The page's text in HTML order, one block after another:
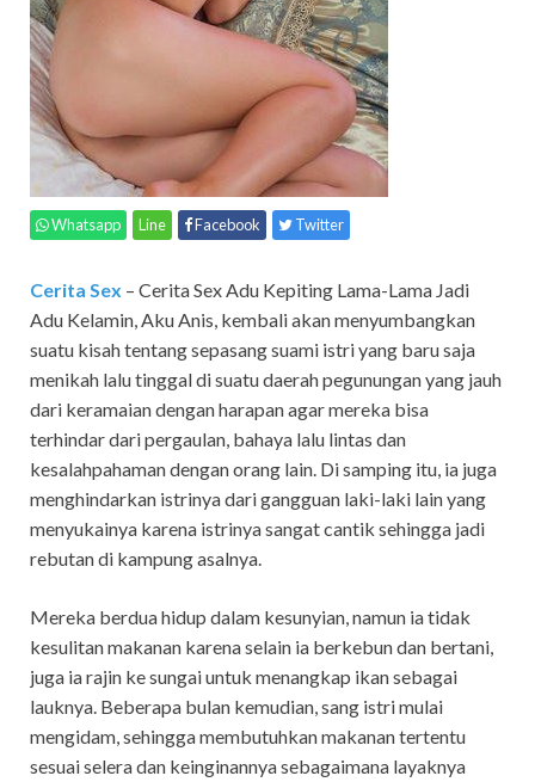
Whatsapp Line Facebook Twitter
Cerita Sex – Cerita Sex Adu Kepiting Lama-Lama Jadi
Adu Kelamin, Aku Anis, kembali akan menyumbangkan
suatu kisah tentang sepasang suami istri yang baru saja
menikah lalu tinggal di suatu daerah pegunungan yang jauh
dari keramaian dengan harapan agar mereka bisa
terhindar dari pergaulan, bahaya lalu lintas dan
kesalahpahaman dengan orang lain. Di samping itu, ia juga
menghindarkan istrinya dari gangguan laki-laki lain yang
menyukainya karena istrinya sangat cantik sehingga jadi
rebutan di kampung asalnya.
Mereka berdua hidup dalam kesunyian, namun ia tidak
kesulitan makanan karena selain ia berkebun dan bertani,
juga ia rajin ke sungai untuk menangkap ikan sebagai
lauknya. Beberapa bulan kemudian, sang istri mulai
mengidam, sehingga membutuhkan makanan tertentu
sesuai selera dan keinginannya sebagaimana layaknya